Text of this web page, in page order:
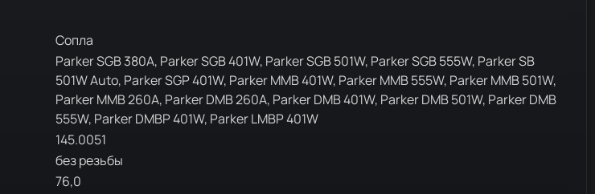
Сопла
Parker SGB 380A, Parker SGB 401W, Parker SGB 501W, Parker SGB 555W, Parker SB
501W Auto, Parker SGP 401W, Parker MMB 401W, Parker MMB 555W, Parker MMB 501W,
Parker MMB 260A, Parker DMB 260A, Parker DMB 401W, Parker DMB 501W, Parker DMB
555W, Parker DMBP 401W, Parker LMBP 401W
145.0051
без резьбы
76,0